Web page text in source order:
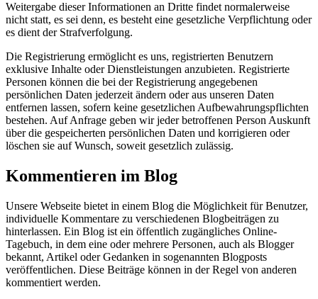
Weitergabe dieser Informationen an Dritte findet normalerweise
nicht statt, es sei denn, es besteht eine gesetzliche Verpflichtung oder
es dient der Strafverfolgung.
Die Registrierung ermöglicht es uns, registrierten Benutzern
exklusive Inhalte oder Dienstleistungen anzubieten. Registrierte
Personen können die bei der Registrierung angegebenen
persönlichen Daten jederzeit ändern oder aus unseren Daten
entfernen lassen, sofern keine gesetzlichen Aufbewahrungspflichten
bestehen. Auf Anfrage geben wir jeder betroffenen Person Auskunft
über die gespeicherten persönlichen Daten und korrigieren oder
löschen sie auf Wunsch, soweit gesetzlich zulässig.
Kommentieren im Blog
Unsere Webseite bietet in einem Blog die Möglichkeit für Benutzer,
individuelle Kommentare zu verschiedenen Blogbeiträgen zu
hinterlassen. Ein Blog ist ein öffentlich zugängliches Online-
Tagebuch, in dem eine oder mehrere Personen, auch als Blogger
bekannt, Artikel oder Gedanken in sogenannten Blogposts
veröffentlichen. Diese Beiträge können in der Regel von anderen
kommentiert werden.